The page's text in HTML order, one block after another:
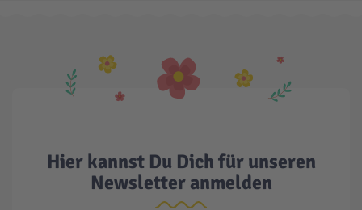
Hier kannst Du Dich für unseren
Newsletter anmelden